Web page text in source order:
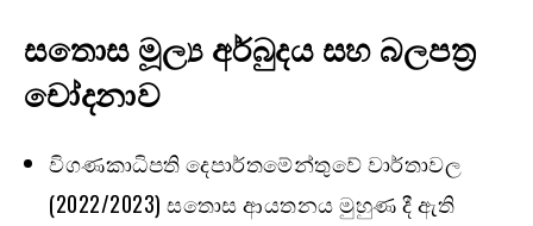
සතොස මූල්‍ය අර්බුදය සහ බලපත්‍ර
චෝදනාව
විගණකාධිපති දෙපාර්තමේන්තුවේ වාර්තාවල
(2022/2023) සතොස ආයතනය මුහුණ දී ඇති